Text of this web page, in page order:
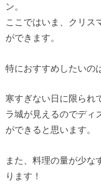
ン。
ここではいま、クリス
ができます。
特におすすめしたいの
寒すぎない日に限られ
ラ城が見えるのでディ
ができると思います。
また、料理の量が少な
ります！